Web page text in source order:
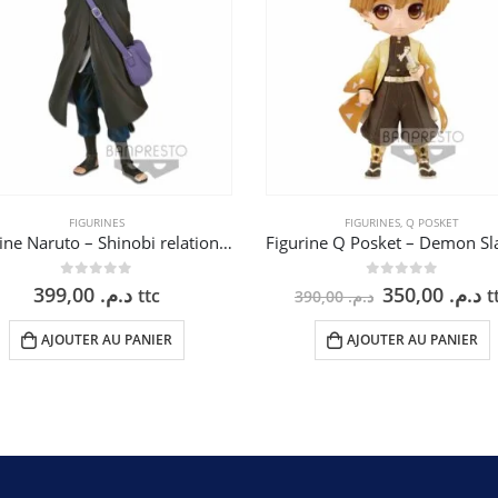
FIGURINES
Figurine Naruto – Shinobi relations SP2 – Sasuke Uchiha – 16 cm
0 sur 5د.م. 399,00 ttc
AJOUTER AU PANIER
FIGURINES, Q POSKET
sur 5 د.م.390,00 Le
prix
initial
était :
د.م.
AJOUTER AU PANIER